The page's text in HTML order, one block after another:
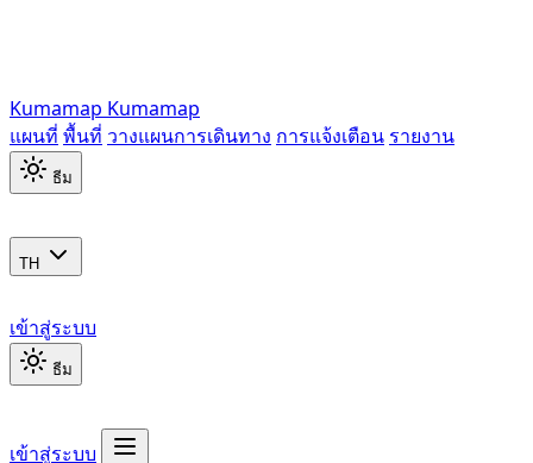
Kumamap Kumamap
แผนที่ พื้นที่ วางแผนการเดินทาง การแจ้งเตือน รายงาน
ธีม
TH
เข้าสู่ระบบ
ธีม
เข้าสู่ระบบ